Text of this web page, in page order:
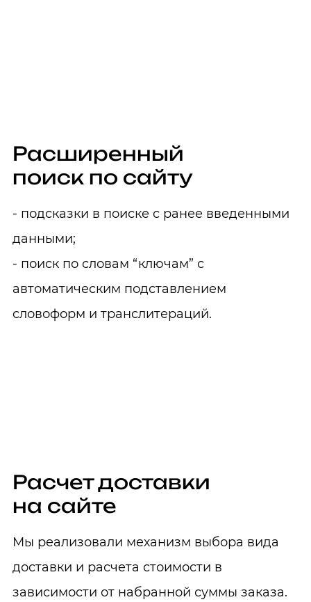
Расширенный
поиск по сайту
- подсказки в поиске с ранее введенными
данными;
- поиск по словам “ключам” с
автоматическим подставлением
словоформ и транслитераций.
Расчет доставки
на сайте
Мы реализовали механизм выбора вида
доставки и расчета стоимости в
зависимости от набранной суммы заказа.